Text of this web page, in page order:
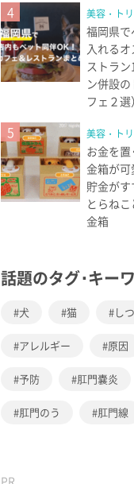
4 美容・ト
福岡県
入れる
ストラ
ン併設
フェ２選）
5 美容・ト
お金を
金箱が
貯金が
とらね
金箱
話題のタグ･キー
犬 猫 し
アレルギー 原因
予防 肛門嚢炎
肛門のう 肛門線
PR